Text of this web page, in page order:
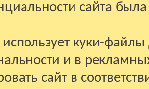
сайта
куки-файлы
и в
сайт в